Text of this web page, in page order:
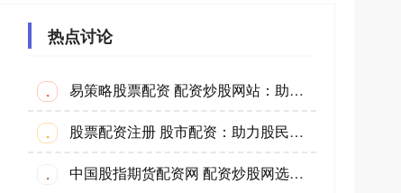
热点讨论
· 易策略股票配资 配资炒股网站：助你资金放大，投资收益翻倍
· 股票配资注册 股市配资：助力股民放大收益，实现财富增值
· 中国股指期货配资网 配资炒股网选择指南：助你选出最佳平台